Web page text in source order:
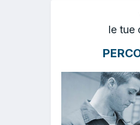
le tue